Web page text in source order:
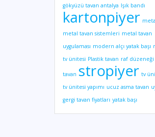
gökyüzü tavan antalya Işık bandı
kartonpiyer
metal tavan sistemleri metal tavan
uygulaması modern alçı yatak başı
tv ünitesi Plastik tavan raf düzeneği
tavan stropiyer tv
tv ünitesi yapımı ucuz asma tavan
gergi tavan fiyatları yatak başı